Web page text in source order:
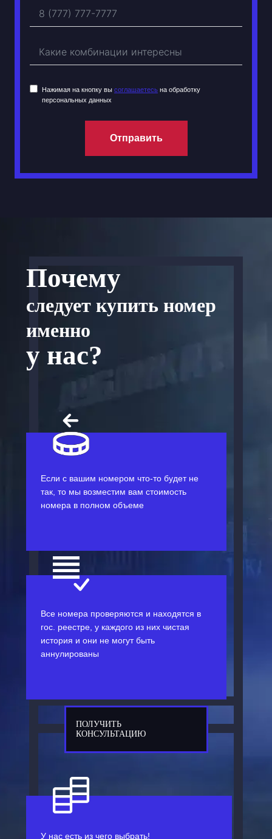
Нажимая на кнопку вы соглашаетесь на обработку
персональных данных
Отправить
Почему
следует купить номер
именно
у нас?
Если с вашим номером что-то будет не
так, то мы возместим вам стоимость
номера в полном объеме
Все номера проверяются и находятся в
гос. реестре, у каждого из них чистая
история и они не могут быть
аннулированы
ПОЛУЧИТЬ
КОНСУЛЬТАЦИЮ
У нас есть из чего выбрать!